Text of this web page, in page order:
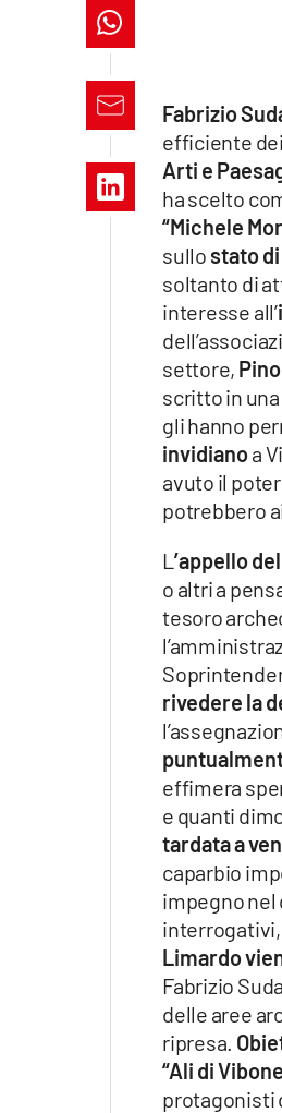
lacapitalenews.it
Fabrizio
efficiente
Arti e
ha scelto
“Michele
sullo stato
soltanto di
interesse all’
settore,
scritto in
gli hanno
invidianoa
avuto il
potrebbero
L ’appello
o altri a
tesoro
rivedere la
effimera
e quanti
tardata a
caparbio
impegno
interrogativi,
Limardo
Fabrizio
delle aree
ripresa.
“Ali di
protagonisti